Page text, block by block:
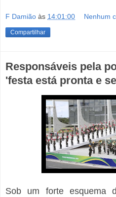
F Damião às 14:01:00 Nenhum
Compartilhar
Responsáveis pela
'festa está pronta e
Sob um forte esquema